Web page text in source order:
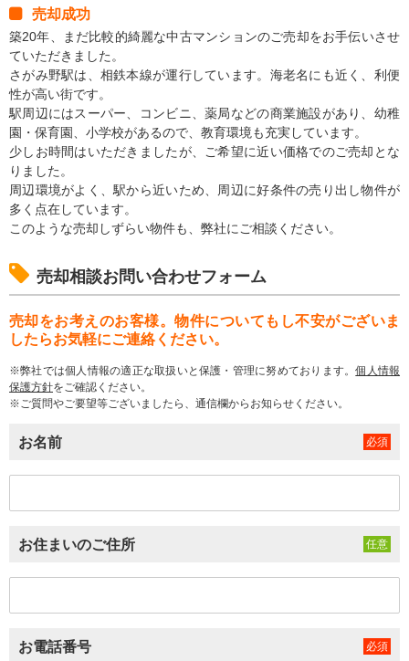
売却成功
築20年、まだ比較的綺麗な中古マンションのご売却をお手伝いさせ
ていただきました。
さがみ野駅は、相鉄本線が運行しています。海老名にも近く、利便
性が高い街です。
駅周辺にはスーパー、コンビニ、薬局などの商業施設があり、幼稚
園・保育園、小学校があるので、教育環境も充実しています。
少しお時間はいただきましたが、ご希望に近い価格でのご売却とな
りました。
周辺環境がよく、駅から近いため、周辺に好条件の売り出し物件が
多く点在しています。
このような売却しずらい物件も、弊社にご相談ください。
売却相談お問い合わせフォーム
売却をお考えのお客様。物件についてもし不安がございま
したらお気軽にご連絡ください。
※弊社では個人情報の適正な取扱いと保護・管理に努めております。個人情報
保護方針をご確認ください。
※ご質問やご要望等ございましたら、通信欄からお知らせください。
お名前
お住まいのご住所
お電話番号